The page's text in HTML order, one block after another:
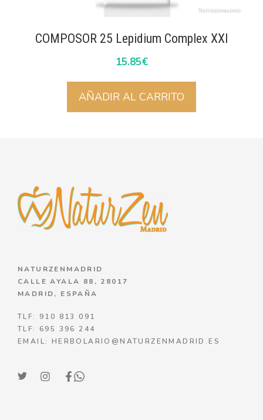
COMPOSOR 25 Lepidium Complex XXI
15.85€
AÑADIR AL CARRITO
NATURZENMADRID
CALLE AYALA 88, 28017
MADRID, ESPAÑA
TLF: 910 813 091
TLF: 695 396 244
EMAIL: HERBOLARIO@NATURZENMADRID.ES